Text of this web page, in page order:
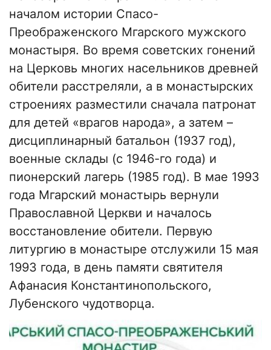
началом истории Спасо-
Преображенского Мгарского мужского
монастыря. Во время советских гонений
на Церковь многих насельников древней
обители расстреляли, а в монастырских
строениях разместили сначала патронат
для детей «врагов народа», а затем –
дисциплинарный батальон (1937 год),
военные склады (с 1946-го года) и
пионерский лагерь (1985 год). В мае 1993
года Мгарский монастырь вернули
Православной Церкви и началось
восстановление обители. Первую
литургию в монастыре отслужили 15 мая
1993 года, в день памяти святителя
Афанасия Константинопольского,
Лубенского чудотворца.